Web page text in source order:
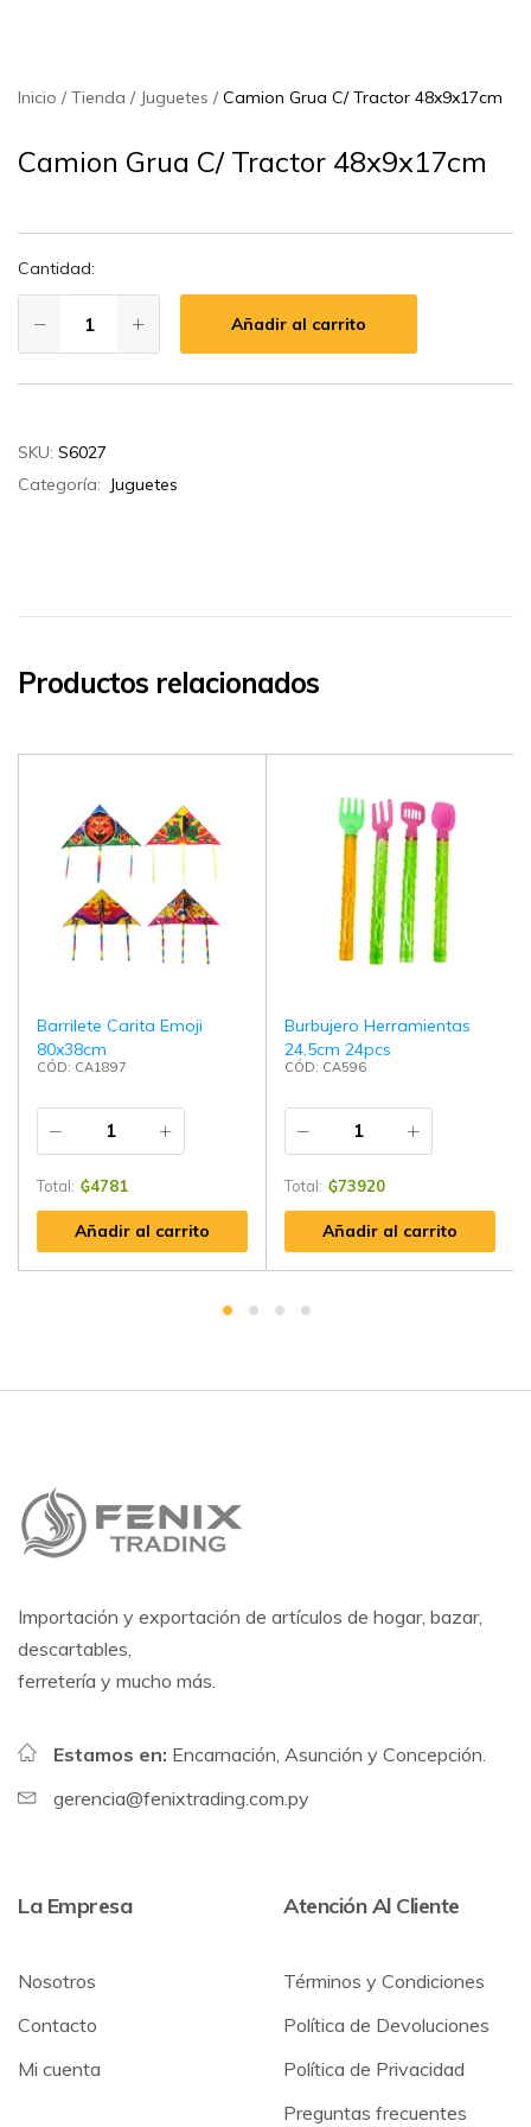
Inicio Tienda Juguetes Camion Grua C/ Tractor 48x9x17cm
Camion Grua C/ Tractor 48x9x17cm
Cantidad:
Añadir al carrito
SKU: S6027
Categoría: Juguetes
Productos relacionados
Barrilete Carita Emoji
80x38cm
CÓD: CA1897
Total: ₲4781
Añadir al carrito
Burbujero Herramientas
24.5cm 24pcs
CÓD: CA596
Total: ₲73920
Añadir al carrito
Importación y exportación de artículos de hogar, bazar,
descartables,
ferretería y mucho más.
Estamos en: Encarnación, Asunción y Concepción.
gerencia@fenixtrading.com.py
La Empresa
Nosotros
Contacto
Mi cuenta
Atención Al Cliente
Términos y Condiciones
Política de Devoluciones
Política de Privacidad
Preguntas frecuentes